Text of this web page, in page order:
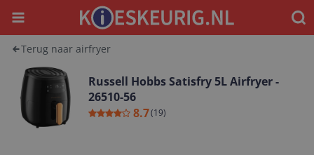
Menu
Terug naar airfryer
Russell Hobbs Satisfry 5L Airfryer -
26510-56
8.7(19)